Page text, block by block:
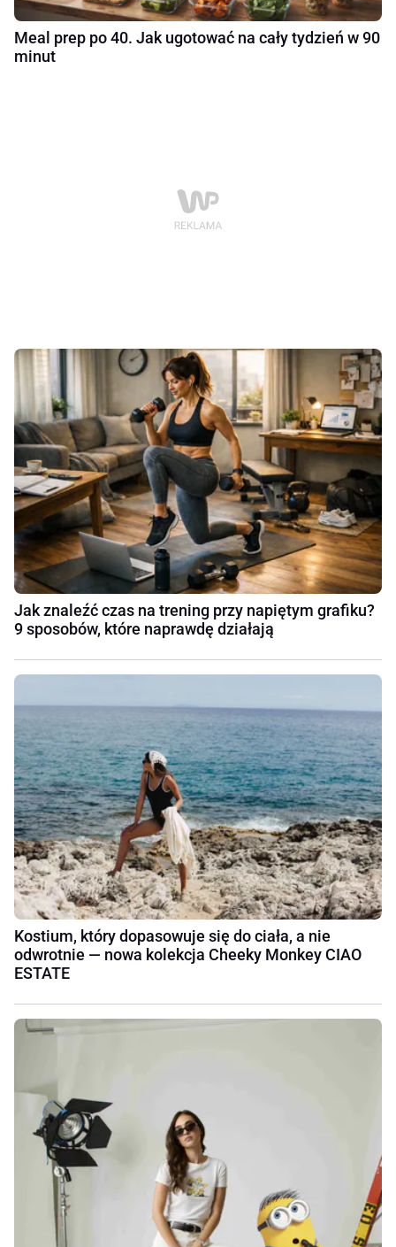
Meal prep po 40. Jak ugotować na cały tydzień w 90
minut
Jak znaleźć czas na trening przy napiętym grafiku?
9 sposobów, które naprawdę działają
Kostium, który dopasowuje się do ciała, a nie
odwrotnie — nowa kolekcja Cheeky Monkey CIAO
ESTATE